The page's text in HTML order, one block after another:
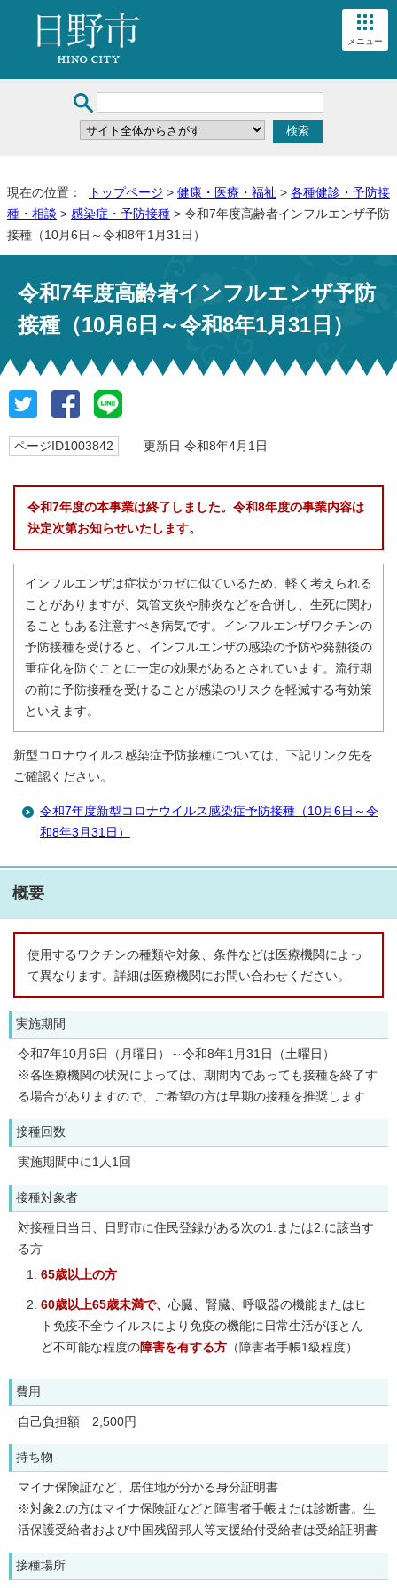
メニュー
現在の位置： トップページ > 健康・医療・福祉 > 各種健診・予防接
種・相談 > 感染症・予防接種 > 令和7年度高齢者インフルエンザ予防
接種（10月6日～令和8年1月31日）
令和7年度高齢者インフルエンザ予防
接種（10月6日～令和8年1月31日）
ページID1003842 更新日 令和8年4月1日
令和7年度の本事業は終了しました。令和8年度の事業内容は
決定次第お知らせいたします。
インフルエンザは症状がカゼに似ているため、軽く考えられる
ことがありますが、気管支炎や肺炎などを合併し、生死に関わ
ることもある注意すべき病気です。インフルエンザワクチンの
予防接種を受けると、インフルエンザの感染の予防や発熱後の
重症化を防ぐことに一定の効果があるとされています。流行期
の前に予防接種を受けることが感染のリスクを軽減する有効策
といえます。
新型コロナウイルス感染症予防接種については、下記リンク先を
ご確認ください。
令和7年度新型コロナウイルス感染症予防接種（10月6日～令
和8年3月31日）
概要
使用するワクチンの種類や対象、条件などは医療機関によっ
て異なります。詳細は医療機関にお問い合わせください。
実施期間
令和7年10月6日（月曜日）～令和8年1月31日（土曜日）
※各医療機関の状況によっては、期間内であっても接種を終了す
る場合がありますので、ご希望の方は早期の接種を推奨します
接種回数
実施期間中に1人1回
接種対象者
対接種日当日、日野市に住民登録がある次の1.または2.に該当す
る方
65歳以上の方
60歳以上65歳未満で、 心臓、腎臓、呼吸器の機能またはヒ
ト免疫不全ウイルスにより免疫の機能に日常生活がほとん
ど不可能な程度の障害を有する方 （障害者手帳1級程度）
費用
自己負担額 2,500円
持ち物
マイナ保険証など、居住地が分かる身分証明書
※対象2.の方はマイナ保険証などと障害者手帳または診断書。生
活保護受給者および中国残留邦人等支援給付受給者は受給証明書
接種場所